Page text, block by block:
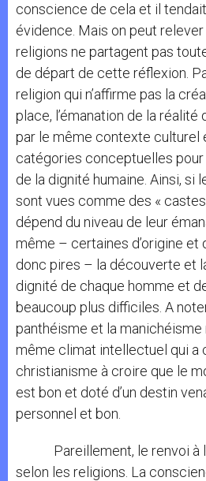
conscience de cela et il
évidence. Mais on peut
religions ne partagent pas
de départ de cette réflexion.
religion qui n’affirme pas la
place, l’émanation de la réalité
par le même contexte culturel
catégories conceptuelles pour
de la dignité humaine. Ainsi, si
sont vues comme des «
dépend du niveau de leur
même – certaines d’origine et
donc pires – la découverte et
dignité de chaque homme et
beaucoup plus difficiles. A
panthéisme et la manichéisme
même climat intellectuel qui a
christianisme à croire que le
est bon et doté d’un destin
personnel et bon.
Pareillement, le renvoi à
selon les religions. La